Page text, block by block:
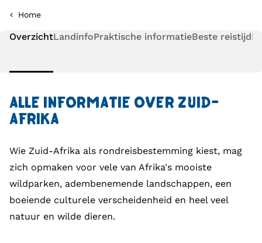
Home
OverzichtLandinfoPraktische informatieBeste reistijd
ALLE INFORMATIE OVER ZUID-
AFRIKA
Wie Zuid-Afrika als rondreisbestemming kiest, mag
zich opmaken voor vele van Afrika's mooiste
wildparken, adembenemende landschappen, een
boeiende culturele verscheidenheid en heel veel
natuur en wilde dieren.